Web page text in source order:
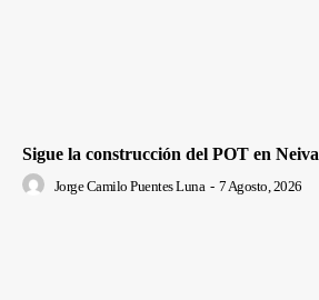
Sigue la construcción del POT en Neiva
Jorge Camilo Puentes Luna - 7 Agosto, 2026